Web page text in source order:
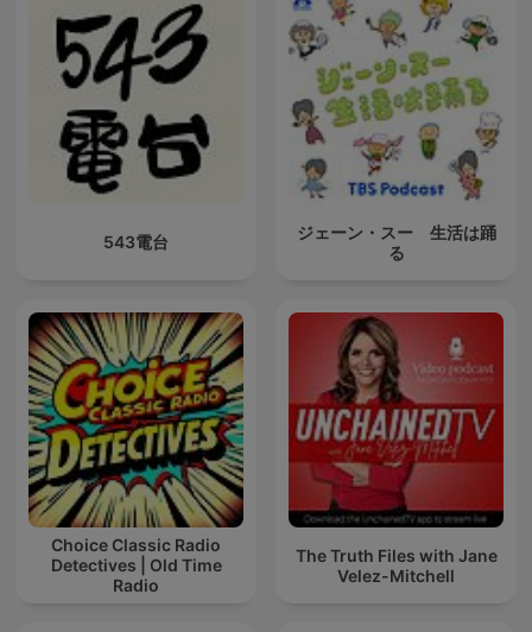
543電台
ジェーン・スー 生活は踊
る
Choice Classic Radio
Detectives | Old Time
Radio
The Truth Files with Jane
Velez-Mitchell